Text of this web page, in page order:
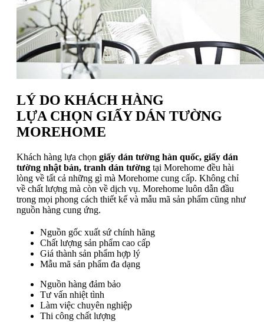
LÝ DO KHÁCH HÀNG
LỰA CHỌN GIẤY DÁN TƯỜNG
MOREHOME
Khách hàng lựa chọn giấy dán tường hàn quốc, giấy dán
tường nhật bản, tranh dán tường tại Morehome đều hài
lòng về tất cả những gì mà Morehome cung cấp. Không chỉ
về chất lượng mà còn về dịch vụ. Morehome luôn dẫn đầu
trong mọi phong cách thiết kế và mẫu mã sản phẩm cũng như
nguồn hàng cung ứng.
Nguồn gốc xuất sứ chính hãng
Chất lượng sản phẩm cao cấp
Giá thành sản phẩm hợp lý
Mẫu mã sản phẩm đa dạng
Nguồn hàng đảm bảo
Tư vấn nhiệt tình
Làm việc chuyên nghiệp
Thi công chất lượng